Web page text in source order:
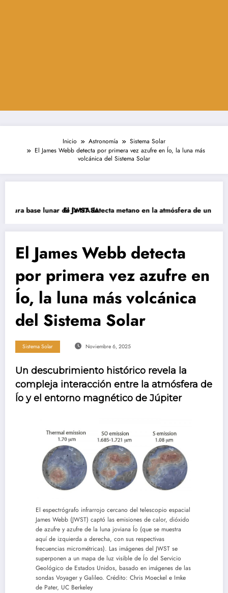
Inicio Astronomía
Sistema Solar
El James Webb detecta por primera vez azufre en Ío, la luna más
volcánica del Sistema Solar
lunar de la NASA
El JWST detecta metano en la atmósfera de un exoplaneta
El James Webb detecta
por primera vez azufre en
Ío, la luna más volcánica
del Sistema Solar
Sistema Solar Noviembre 6, 2025
Un descubrimiento histórico revela la
compleja interacción entre la atmósfera de
Ío y el entorno magnético de Júpiter
El espectrógrafo infrarrojo cercano del telescopio espacial
James Webb (JWST) captó las emisiones de calor, dióxido
de azufre y azufre de la luna joviana Ío (que se muestra
aquí de izquierda a derecha, con sus respectivas
frecuencias micrométricas). Las imágenes del JWST se
superponen a un mapa de luz visible de Ío del Servicio
Geológico de Estados Unidos, basado en imágenes de las
sondas Voyager y Galileo. Crédito: Chris Moeckel e Imke
de Pater, UC Berkeley